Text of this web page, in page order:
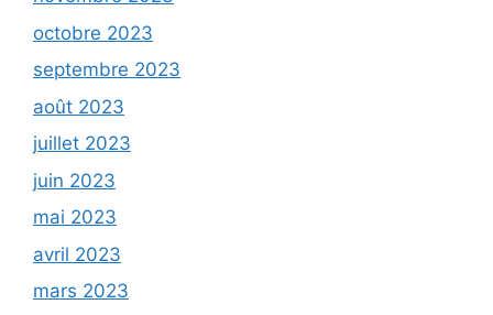
octobre 2023
septembre 2023
août 2023
juillet 2023
juin 2023
mai 2023
avril 2023
mars 2023